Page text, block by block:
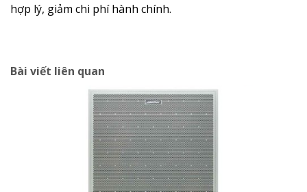
hợp lý, giảm chi phí hành chính.
Bài viết liên quan